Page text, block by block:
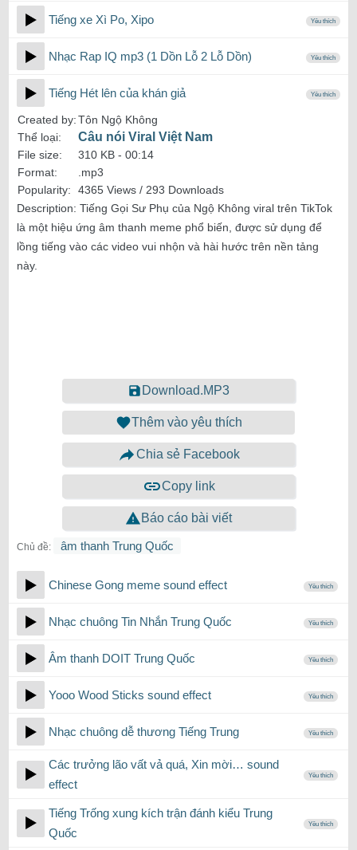
Tiếng xe Xì Po, Xipo Yêu thích
Nhạc Rap IQ mp3 (1 Dồn Lỗ 2 Lỗ Dồn) Yêu thích
Tiếng Hét lên của khán giả Yêu thích
Created by:Tôn Ngộ Không
Thể loại:
Câu nói Viral Việt Nam
File size: 310 KB - 00:14
Format:
.mp3
Popularity:
4365 Views / 293 Downloads
Description: Tiếng Gọi Sư Phụ của Ngộ Không viral trên TikTok
là một hiệu ứng âm thanh meme phổ biến, được sử dụng để
lồng tiếng vào các video vui nhộn và hài hước trên nền tảng
này.
Download.MP3
Thêm vào yêu thích
Chia sẻ Facebook
Copy link
Báo cáo bài viết
Chủ đề: âm thanh Trung Quốc
Chinese Gong meme sound effect Yêu thích
Nhạc chuông Tin Nhắn Trung Quốc Yêu thích
Âm thanh DOIT Trung Quốc Yêu thích
Yooo Wood Sticks sound effect Yêu thích
Nhạc chuông dễ thương Tiếng Trung Yêu thích
Các trưởng lão vất vả quá, Xin mời… sound
effect
Yêu thích
Tiếng Trống xung kích trận đánh kiểu Trung
Quốc
Yêu thích